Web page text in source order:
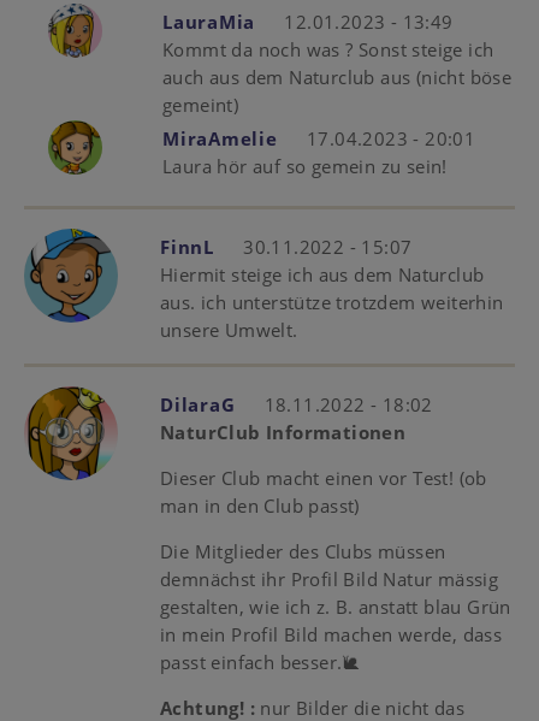
LauraMia
12.01.2023 - 13:49
Kommt da noch was ? Sonst steige ich
auch aus dem Naturclub aus (nicht böse
gemeint)
MiraAmelie
17.04.2023 - 20:01
Laura hör auf so gemein zu sein!
FinnL
30.11.2022 - 15:07
Hiermit steige ich aus dem Naturclub
aus. ich unterstütze trotzdem weiterhin
unsere Umwelt.
DilaraG
18.11.2022 - 18:02
NaturClub Informationen
Dieser Club macht einen vor Test! (ob
man in den Club passt)
Die Mitglieder des Clubs müssen
demnächst ihr Profil Bild Natur mässig
gestalten, wie ich z. B. anstatt blau Grün
in mein Profil Bild machen werde, dass
passt einfach besser.🐌
Achtung! : nur Bilder die nicht das